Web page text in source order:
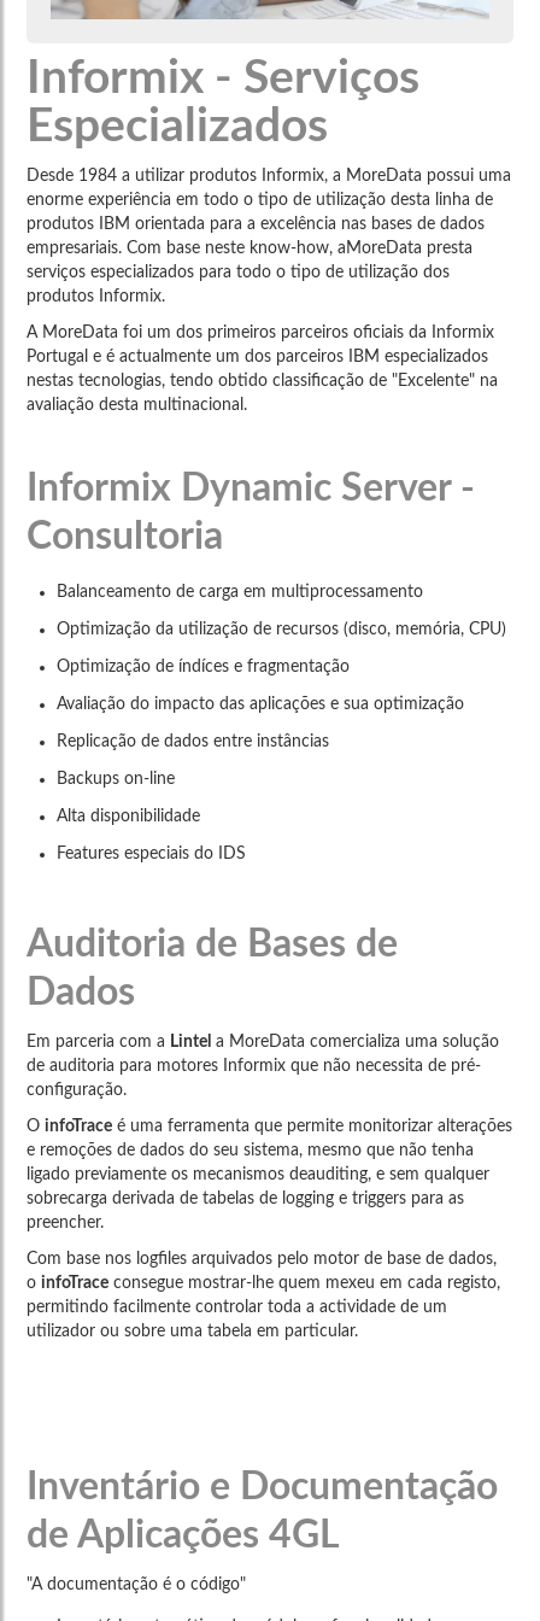
Informix - Serviços
Especializados
Desde 1984 a utilizar produtos Informix, a MoreData possui uma
enorme experiência em todo o tipo de utilização desta linha de
produtos IBM orientada para a excelência nas bases de dados
empresariais. Com base neste know-how, aMoreData presta
serviços especializados para todo o tipo de utilização dos
produtos Informix.
A MoreData foi um dos primeiros parceiros oficiais da Informix
Portugal e é actualmente um dos parceiros IBM especializados
nestas tecnologias, tendo obtido classificação de "Excelente" na
avaliação desta multinacional.
Informix Dynamic Server -
Consultoria
Balanceamento de carga em multiprocessamento
Optimização da utilização de recursos (disco, memória, CPU)
Optimização de índíces e fragmentação
Avaliação do impacto das aplicações e sua optimização
Replicação de dados entre instâncias
Backups on-line
Alta disponibilidade
Features especiais do IDS
Auditoria de Bases de
Dados
Em parceria com a Lintel a MoreData comercializa uma solução
de auditoria para motores Informix que não necessita de pré-
configuração.
O infoTrace é uma ferramenta que permite monitorizar alterações
e remoções de dados do seu sistema, mesmo que não tenha
ligado previamente os mecanismos deauditing, e sem qualquer
sobrecarga derivada de tabelas de logging e triggers para as
preencher.
Com base nos logfiles arquivados pelo motor de base de dados,
o infoTrace consegue mostrar-lhe quem mexeu em cada registo,
permitindo facilmente controlar toda a actividade de um
utilizador ou sobre uma tabela em particular.
Inventário e Documentação
de Aplicações 4GL
"A documentação é o código"